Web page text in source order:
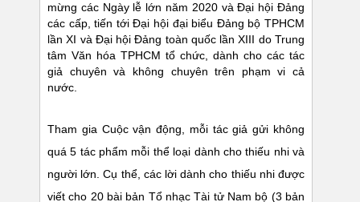
mừng các Ngày lễ lớn năm 2020 và Đại hội Đảng
các cấp, tiến tới Đại hội đại biểu Đảng bộ TPHCM
lần XI và Đại hội Đảng toàn quốc lần XIII do Trung
tâm Văn hóa TPHCM tổ chức, dành cho các tác
giả chuyên và không chuyên trên phạm vi cả
nước.
Tham gia Cuộc vận động, mỗi tác giả gửi không
quá 5 tác phẩm mỗi thể loại dành cho thiếu nhi và
người lớn. Cụ thể, các lời dành cho thiếu nhi được
viết cho 20 bài bản Tổ nhạc Tài tử Nam bộ (3 bản